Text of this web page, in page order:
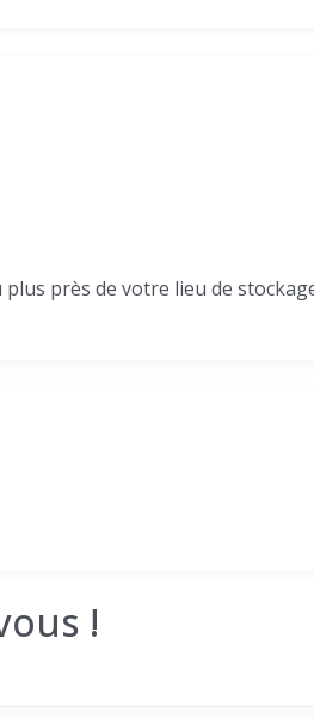
près de votre lieu de
!